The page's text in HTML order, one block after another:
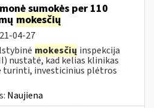
sumokės per 110
mokesčių
04-27
mokesčių inspekcija
nustatė, kad kelias klinikas
turinti, investicinius plėtros
Naujiena